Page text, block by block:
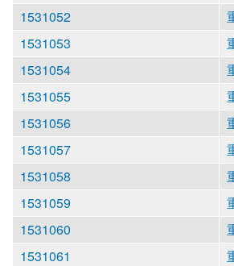
1531052
1531053
1531054
1531055
1531056
1531057
1531058
1531059
1531060
1531061